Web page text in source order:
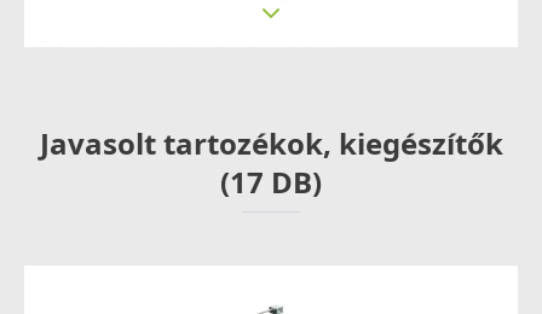
37 990 Ft
Saját raktárunkban
Javasolt tartozékok, kiegészítők
(17 DB)